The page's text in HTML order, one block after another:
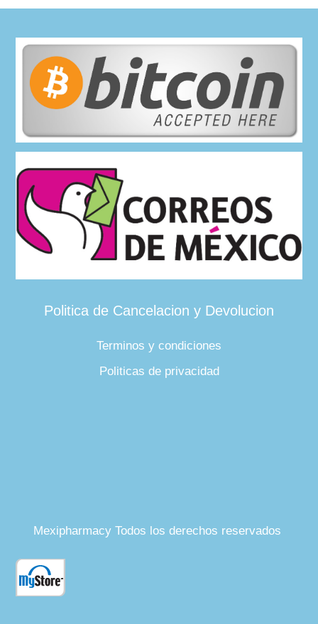
Politica de Cancelacion y Devolucion
Terminos y condiciones
Politicas de privacidad
Mexipharmacy Todos los derechos reservados